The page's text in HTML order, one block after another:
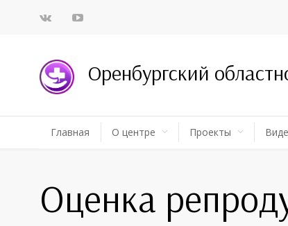
Оренбургский
Главная О центре Проекты
Оценка